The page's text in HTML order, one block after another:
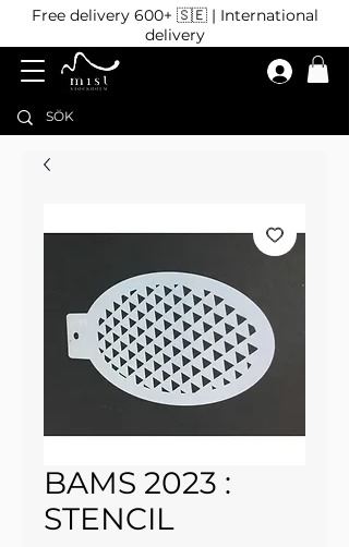
Free delivery 600+ 🇸🇪 | International
delivery
BAMS 2023 :
STENCIL